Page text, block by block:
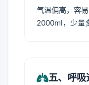
气温偏高，容
2000ml，少量
五、呼